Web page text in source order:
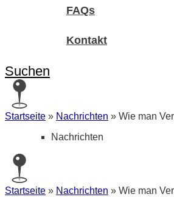
FAQs
Kontakt
Suchen
Startseite » Nachrichten » Wie man
Nachrichten
Startseite » Nachrichten » Wie man